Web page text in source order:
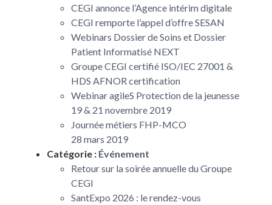
CEGI annonce l’Agence intérim digitale
CEGI remporte l’appel d’offre SESAN
Webinars Dossier de Soins et Dossier
Patient Informatisé NEXT
Groupe CEGI certifié ISO/IEC 27001 &
HDS AFNOR certification
Webinar agileS Protection de la jeunesse
19 & 21 novembre 2019
Journée métiers FHP-MCO
28 mars 2019
Catégorie : Événement
Retour sur la soirée annuelle du Groupe
CEGI
SantExpo 2026 : le rendez-vous